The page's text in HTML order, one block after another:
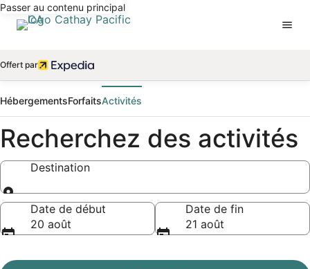
Passer au contenu principal
Offert par
HébergementsForfaitsActivités
Recherchez des activités
Destination
Destination
Date de début
20 août
Date de fin
21 août